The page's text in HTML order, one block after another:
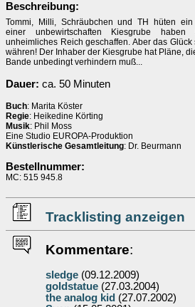
Beschreibung:
Tommi, Milli, Schräubchen und TH hüten ein
einer unbewirtschaften Kiesgrube
unheimliches Reich geschaffen. Aber das Glück
währen! Der Inhaber der Kiesgrube hat Pläne,
Bande unbedingt verhindern muß...
Dauer: ca. 50 Minuten
Buch: Marita Köster
Regie: Heikedine Körting
Musik: Phil Moss
Eine Studio EUROPA-Produktion
Künstlerische Gesamtleitung: Dr. Beurmann
Bestellnummer:
MC: 515 945.8
Tracklisting anzeigen
Kommentare:
sledge (09.12.2009)
goldstatue (27.03.2004)
the analog kid (27.07.2002)